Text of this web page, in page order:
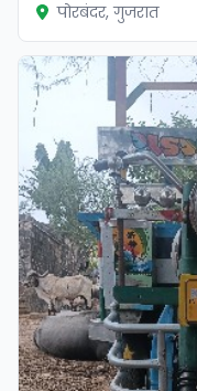
पोरबंदर, गुजरात